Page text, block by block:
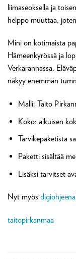
liimaseoksella ja
helppo muuttaa,
Mini on kotimaista
Hämeenkyrössä ja
Verkarannassa.
näkyy enemmän
Malli: Taito
Koko: aikuisen
Tarvikepaketista
Paketti sisältää
Lisäksi tarvitset
Nyt myös digiohjeena
taitopirkanmaa